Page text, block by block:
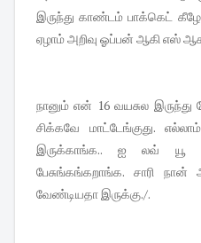
இருந்து காண்டம் பாக்கெட்
ஏழாம் அறிவு ஓப்பன் ஆகி எஸ்
நானும் என் 16 வயசுல இருந்து
சிக்கவே மாட்டேங்குது.
இருக்காங்க.. ஐ லவ் யூ
பேசுங்கங்கறாங்க. சாரி
வேண்டியதா இருக்கு./.